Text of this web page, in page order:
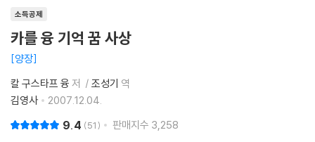
소득공제
카를 융 기억 꿈 사상
양장
칼 구스타프 융 저 조성기 역
김영사
2007.12.04.
9.4 51 판매지수 3,258